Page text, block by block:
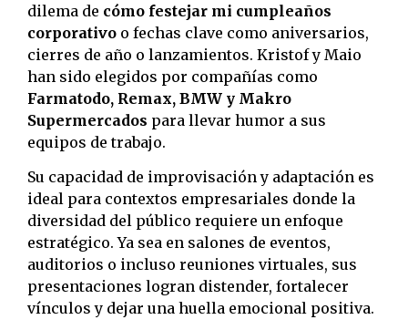
dilema de cómo festejar mi cumpleaños
corporativo o fechas clave como aniversarios,
cierres de año o lanzamientos. Kristof y Maio
han sido elegidos por compañías como
Farmatodo, Remax, BMW y Makro
Supermercados para llevar humor a sus
equipos de trabajo.
Su capacidad de improvisación y adaptación es
ideal para contextos empresariales donde la
diversidad del público requiere un enfoque
estratégico. Ya sea en salones de eventos,
auditorios o incluso reuniones virtuales, sus
presentaciones logran distender, fortalecer
vínculos y dejar una huella emocional positiva.